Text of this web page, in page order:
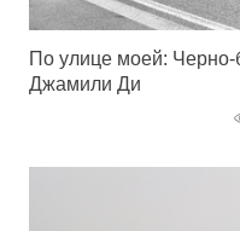
По улице моей:
Джамили Ди